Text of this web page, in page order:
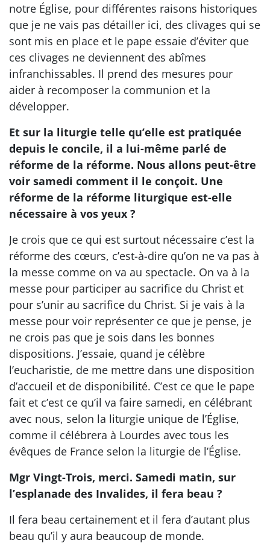
notre Église, pour différentes raisons historiques
que je ne vais pas détailler ici, des clivages qui se
sont mis en place et le pape essaie d’éviter que
ces clivages ne deviennent des abîmes
infranchissables. Il prend des mesures pour
aider à recomposer la communion et la
développer.
Et sur la liturgie telle qu’elle est pratiquée
depuis le concile, il a lui-même parlé de
réforme de la réforme. Nous allons peut-être
voir samedi comment il le conçoit. Une
réforme de la réforme liturgique est-elle
nécessaire à vos yeux ?
Je crois que ce qui est surtout nécessaire c’est la
réforme des cœurs, c’est-à-dire qu’on ne va pas à
la messe comme on va au spectacle. On va à la
messe pour participer au sacrifice du Christ et
pour s’unir au sacrifice du Christ. Si je vais à la
messe pour voir représenter ce que je pense, je
ne crois pas que je sois dans les bonnes
dispositions. J’essaie, quand je célèbre
l’eucharistie, de me mettre dans une disposition
d’accueil et de disponibilité. C’est ce que le pape
fait et c’est ce qu’il va faire samedi, en célébrant
avec nous, selon la liturgie unique de l’Église,
comme il célébrera à Lourdes avec tous les
évêques de France selon la liturgie de l’Église.
Mgr Vingt-Trois, merci. Samedi matin, sur
l’esplanade des Invalides, il fera beau ?
Il fera beau certainement et il fera d’autant plus
beau qu’il y aura beaucoup de monde.